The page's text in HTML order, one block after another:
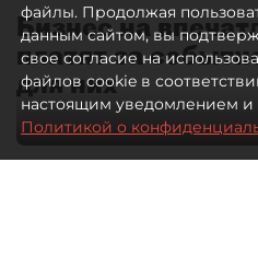
Бизнес на
платят за
для них
файлы. Продолжая
данным сайтом, вы
свое согласие на
файлов cookie в
настоящим уведомлением и
Политикой о